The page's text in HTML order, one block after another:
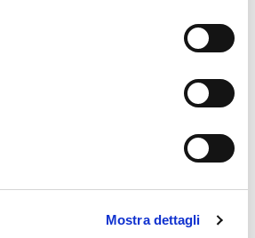
Mostra dettagli